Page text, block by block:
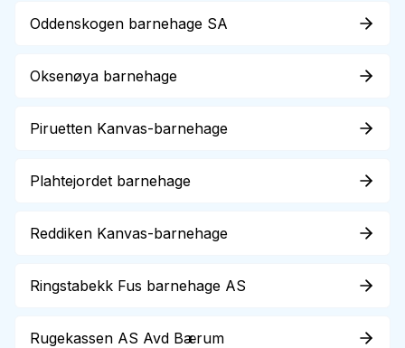
Oddenskogen barnehage SA
Oksenøya barnehage
Piruetten Kanvas-barnehage
Plahtejordet barnehage
Reddiken Kanvas-barnehage
Ringstabekk Fus barnehage AS
Rugekassen AS Avd Bærum